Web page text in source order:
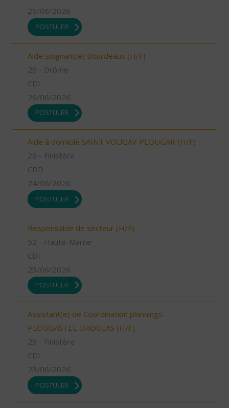
26/06/2026
POSTULER
Aide soignant(e) Bourdeaux (H/F)
26 - Drôme
CDI
26/06/2026
POSTULER
Aide à domicile SAINT VOUGAY PLOUGAR (H/F)
29 - Finistère
CDD
24/06/2026
POSTULER
Responsable de secteur (H/F)
52 - Haute-Marne
CDI
23/06/2026
POSTULER
Assistant(e) de Coordination plannings-
PLOUGASTEL-DAOULAS (H/F)
29 - Finistère
CDI
23/06/2026
POSTULER